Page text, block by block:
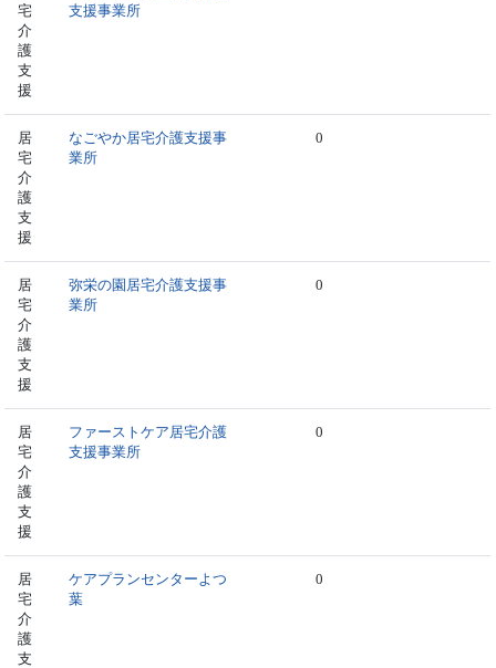
宅
介
護
支
援
支援事業所
居
宅
介
護
支
援
なごやか居宅介護支援事
業所
0
居
宅
介
護
支
援
弥栄の園居宅介護支援事
業所
0
居
宅
介
護
支
援
ファーストケア居宅介護
支援事業所
0
居
宅
介
護
支
ケアプランセンターよつ
葉
0